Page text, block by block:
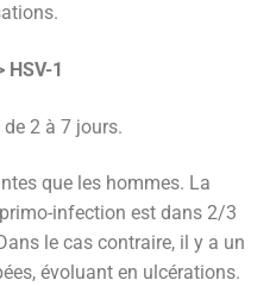
HSV-1
2 à 7 jours.
que les hommes. La
infection est dans 2/3
le cas contraire, il y a un
évoluant en ulcérations.